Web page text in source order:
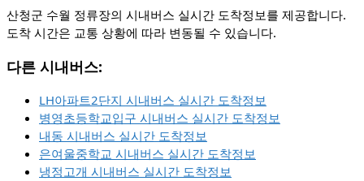
산청군 수월 정류장의 시내버스 실시간 도착정보를 제공합니다.
도착 시간은 교통 상황에 따라 변동될 수 있습니다.
다른 시내버스:
LH아파트2단지 시내버스 실시간 도착정보
병영초등학교입구 시내버스 실시간 도착정보
내동 시내버스 실시간 도착정보
은여울중학교 시내버스 실시간 도착정보
냉정고개 시내버스 실시간 도착정보